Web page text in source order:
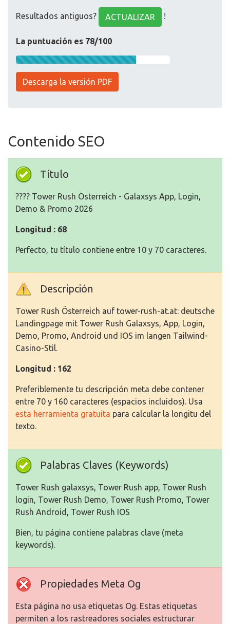
Resultados antiguos? ACTUALIZAR !
La puntuación es 78/100
Descarga la versión PDF
Contenido SEO
Título
????️ Tower Rush Österreich - Galaxsys App, Login,
Demo & Promo 2026
Longitud : 68
Perfecto, tu título contiene entre 10 y 70 caracteres.
Descripción
Tower Rush Österreich auf tower-rush-at.at: deutsche
Landingpage mit Tower Rush Galaxsys, App, Login,
Demo, Promo, Android und IOS im langen Tailwind-
Casino-Stil.
Longitud : 162
Preferiblemente tu descripción meta debe contener
entre 70 y 160 caracteres (espacios incluidos). Usa
esta herramienta gratuita para calcular la longitu del
texto.
Palabras Claves (Keywords)
Tower Rush galaxsys, Tower Rush app, Tower Rush
login, Tower Rush Demo, Tower Rush Promo, Tower
Rush Android, Tower Rush IOS
Bien, tu página contiene palabras clave (meta
keywords).
Propiedades Meta Og
Esta página no usa etiquetas Og. Estas etiquetas
permiten a los rastreadores sociales estructurar